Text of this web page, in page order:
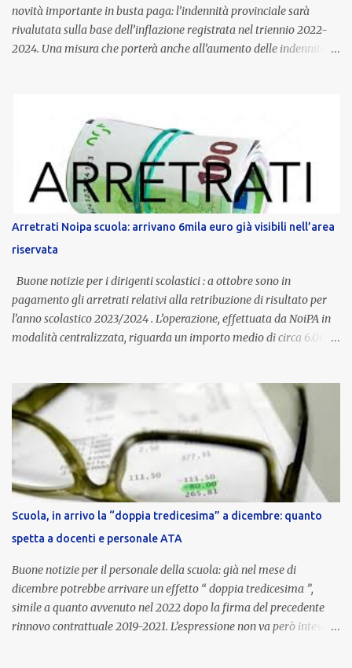
novità importante in busta paga: l’indennità provinciale sarà
rivalutata sulla base dell’inflazione registrata nel triennio 2022-
2024. Una misura che porterà anche all’aumento delle indennità di
dedicato alle donne vittime di violenza di genere, in linea con la
normativa nazionale e con l’obiettivo di offrire maggiore tutela e
supporto in situazioni delicate. L’indennità provinciale per i docenti
è un unicum in Italia: si tratta di una misura esclusiva della
Provincia autonoma di Bolzano, che integra in maniera stabile lo
stipendio nazionale grazie alle prerogative garantite
dall’autonomia locale. Non è un bonus temporaneo né un
compenso accessorio, ma una voce strutturale di retribuzione,
aggiornata periodicamente in base al cost...
Arretrati Noipa scuola: arrivano 6mila euro già visibili nell’area
riservata
Buone notizie per i dirigenti scolastici : a ottobre sono in
pagamento gli arretrati relativi alla retribuzione di risultato per
l’anno scolastico 2023/2024 . L’operazione, effettuata da NoiPA in
modalità centralizzata, riguarda un importo medio di circa 6.000
ordinaria di ottobre . Cos’è la retribuzione di risultato La
retribuzione di risultato rappresenta la parte variabile dello
stipendio dei dirigenti scolastici. Viene corrisposta per valorizzare
la qualità dell’attività svolta, la gestione delle risorse e il
raggiungimento degli obiettivi fissati dal Ministero dell’Istruzione
e del Merito (MIM) . Per l’anno scolastico 2023/2024, il MIM ha
completato la procedura di valutazione e trasmesso i dati a NoiPA,
che ha poi disposto la liquidazione automatica in busta paga . Gli
importi e le trattenute L’importo medio lordo riconosciuto è di 6....
Scuola, in arrivo la “doppia tredicesima” a dicembre: quanto
spetta a docenti e personale ATA
Buone notizie per il personale della scuola: già nel mese di
dicembre potrebbe arrivare un effetto “ doppia tredicesima ”,
simile a quanto avvenuto nel 2022 dopo la firma del precedente
rinnovo contrattuale 2019-2021. L’espressione non va però intesa in